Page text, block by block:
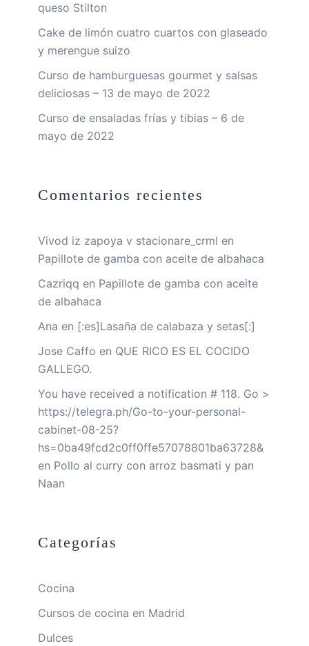
queso Stilton
Cake de limón cuatro cuartos con glaseado
y merengue suizo
Curso de hamburguesas gourmet y salsas
deliciosas – 13 de mayo de 2022
Curso de ensaladas frías y tibias – 6 de
mayo de 2022
Comentarios recientes
Vivod iz zapoya v stacionare_crml en
Papillote de gamba con aceite de albahaca
Cazriqq en Papillote de gamba con aceite
de albahaca
Ana en [:es]Lasaña de calabaza y setas[:]
Jose Caffo en QUE RICO ES EL COCIDO
GALLEGO.
You have received a notification # 118. Go >
https://telegra.ph/Go-to-your-personal-
cabinet-08-25?
hs=0ba49fcd2c0ff0ffe57078801ba63728&
en Pollo al curry con arroz basmati y pan
Naan
Categorías
Cocina
Cursos de cocina en Madrid
Dulces